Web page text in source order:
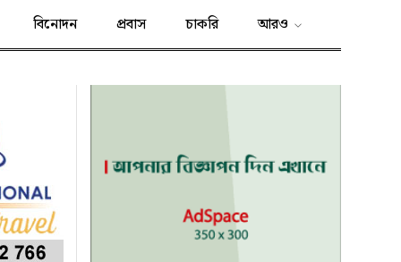
বিনোদন প্রবাস চাকরি আরও